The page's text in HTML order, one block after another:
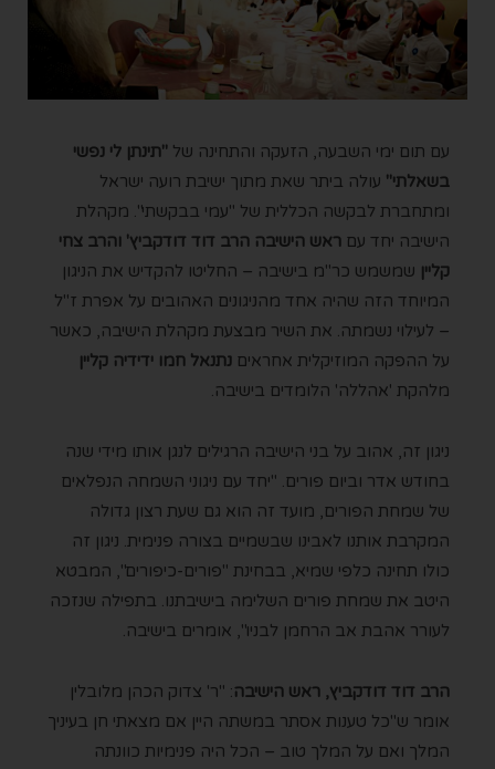
עם תום ימי השבעה, הזעקה והתחינה של "תינתן לי נפשי
בשאלתי" עולה ביתר שאת מתוך ישיבת רועה ישראל
ומתחברת לבקשה הכללית של "עמי בבקשתי". מקהלת
הישיבה יחד עם ראש הישיבה הרב דוד דודקביץ' והרב צחי
קליין שמשמש כר"מ בישיבה – החליטו להקדיש את הניגון
המיוחד הזה שהיה אחד מהניגונים האהובים על אפרת ז"ל
– לעילוי נשמתה. את השיר מבצעת מקהלת הישיבה, כאשר
על ההפקה המוזיקלית אחראים נתנאל חמו ידידיה קליין
מלהקת 'אהללה' הלומדים בישיבה.
ניגון זה, אהוב על בני הישיבה הרגילים לנגן אותו מידי שנה
בחודש אדר וביום פורים. "יחד עם ניגוני השמחה הנפלאים
של שמחת הפורים, מועד זה הוא גם שעת רצון גדולה
המקרבת אותנו לאבינו שבשמיים בצורה פנימית. ניגון זה
כולו תחינה כלפי שמיא, בבחינת "פורים-כיפורים", המבטא
היטב את שמחת פורים השלימה בישיבתנו. בתפילה שנזכה
לעורר אהבת אב הרחמן לבניו", אומרים בישיבה.
הרב דוד דודקביץ, ראש הישיבה: "ר' צדוק הכהן מלובלין
אומר ש"כל טענות אסתר במשתה היין אם מצאתי חן בעיניך
המלך ואם על המלך טוב – הכל היה פנימיות כוונתה